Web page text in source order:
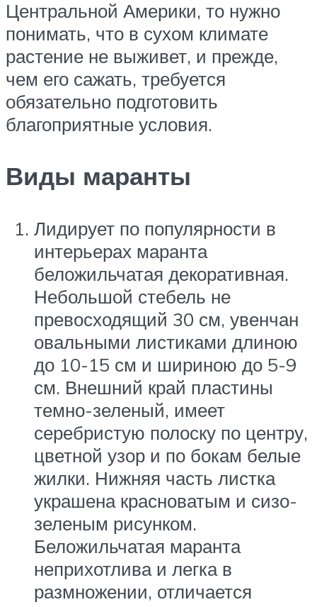
Центральной Америки, то нужно
понимать, что в сухом климате
растение не выживет, и прежде,
чем его сажать, требуется
обязательно подготовить
благоприятные условия.
Виды маранты
Лидирует по популярности в
интерьерах маранта
беложильчатая декоративная.
Небольшой стебель не
превосходящий 30 см, увенчан
овальными листиками длиною
до 10-15 см и шириною до 5-9
см. Внешний край пластины
темно-зеленый, имеет
серебристую полоску по центру,
цветной узор и по бокам белые
жилки. Нижняя часть листка
украшена красноватым и сизо-
зеленым рисунком.
Беложильчатая маранта
неприхотлива и легка в
размножении, отличается